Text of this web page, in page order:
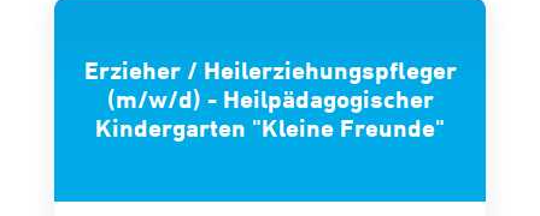
Erzieher / Heilerziehungspfleger
(m/w/d) - Heilpädagogischer
Kindergarten "Kleine Freunde"